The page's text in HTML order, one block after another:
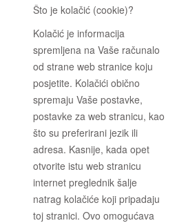
Što je kolačić (cookie)?
Kolačić je informacija
spremljena na Vaše računalo
od strane web stranice koju
posjetite. Kolačići obično
spremaju Vaše postavke,
postavke za web stranicu, kao
što su preferirani jezik ili
adresa. Kasnije, kada opet
otvorite istu web stranicu
internet preglednik šalje
natrag kolačiće koji pripadaju
toj stranici. Ovo omogućava